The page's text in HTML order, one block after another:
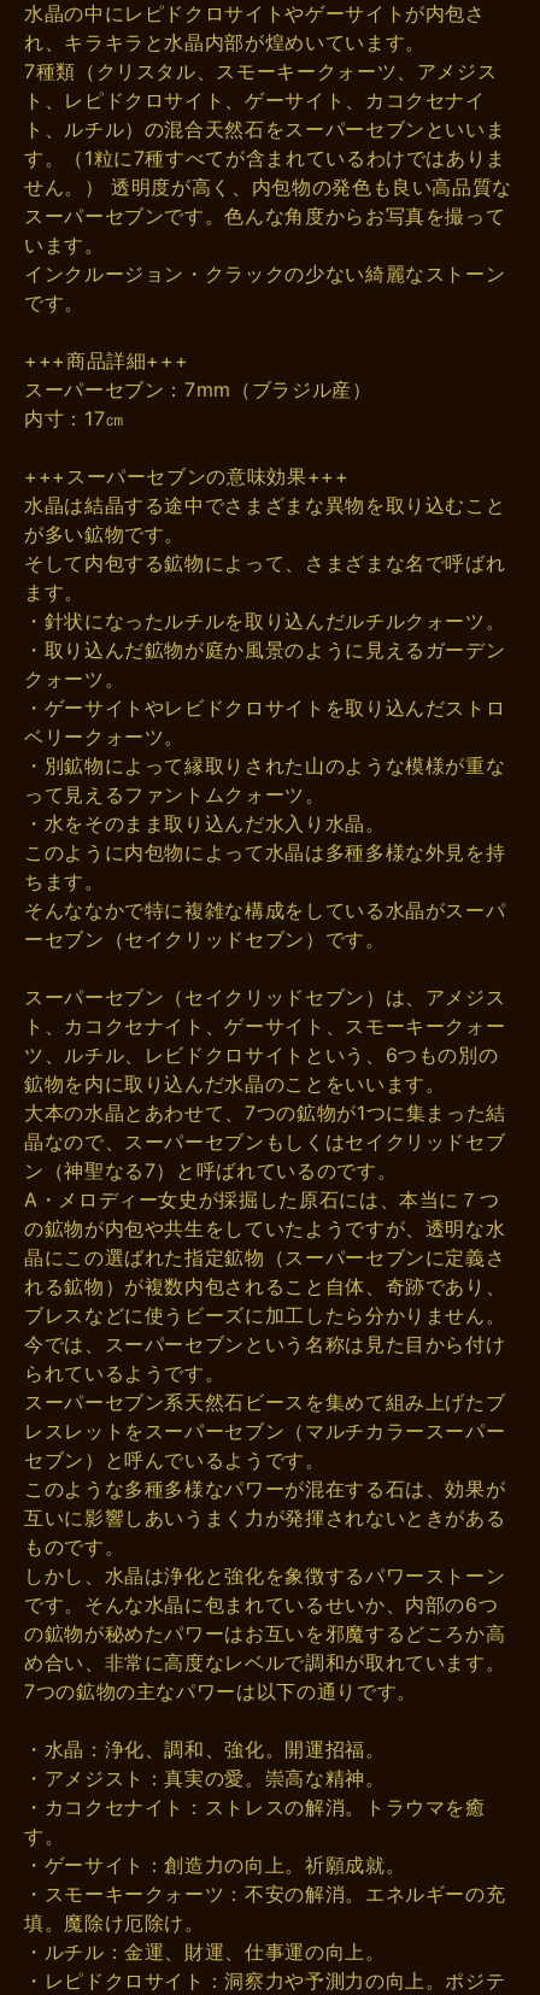
水晶の中にレピドクロサイトやゲーサイトが内包さ
れ、キラキラと水晶内部が煌めいています。
7種類（クリスタル、スモーキークォーツ、アメジス
ト、レピドクロサイト、ゲーサイト、カコクセナイ
ト、ルチル）の混合天然石をスーパーセブンといいま
す。（1粒に7種すべてが含まれているわけではありま
せん。） 透明度が高く、内包物の発色も良い高品質な
スーパーセブンです。色んな角度からお写真を撮って
います。
インクルージョン・クラックの少ない綺麗なストーン
です。
+++商品詳細+++
スーパーセブン：7mm（ブラジル産）
内寸：17㎝
+++スーパーセブンの意味効果+++
水晶は結晶する途中でさまざまな異物を取り込むこと
が多い鉱物です。
そして内包する鉱物によって、さまざまな名で呼ばれ
ます。
・針状になったルチルを取り込んだルチルクォーツ。
・取り込んだ鉱物が庭か風景のように見えるガーデン
クォーツ。
・ゲーサイトやレビドクロサイトを取り込んだストロ
ベリークォーツ。
・別鉱物によって縁取りされた山のような模様が重な
って見えるファントムクォーツ。
・水をそのまま取り込んだ水入り水晶。
このように内包物によって水晶は多種多様な外見を持
ちます。
そんななかで特に複雑な構成をしている水晶がスーパ
ーセブン（セイクリッドセブン）です。
スーパーセブン（セイクリッドセブン）は、アメジス
ト、カコクセナイト、ゲーサイト、スモーキークォー
ツ、ルチル、レビドクロサイトという、6つもの別の
鉱物を内に取り込んだ水晶のことをいいます。
大本の水晶とあわせて、7つの鉱物が1つに集まった結
晶なので、スーパーセブンもしくはセイクリッドセブ
ン（神聖なる7）と呼ばれているのです。
A・メロディー女史が採掘した原石には、本当に７つ
の鉱物が内包や共生をしていたようですが、透明な水
晶にこの選ばれた指定鉱物（スーパーセブンに定義さ
れる鉱物）が複数内包されること自体、奇跡であり、
ブレスなどに使うビーズに加工したら分かりません。
今では、スーパーセブンという名称は見た目から付け
られているようです。
スーパーセブン系天然石ビースを集めて組み上げたブ
レスレットをスーパーセブン（マルチカラースーパー
セブン）と呼んでいるようです。
このような多種多様なパワーが混在する石は、効果が
互いに影響しあいうまく力が発揮されないときがある
ものです。
しかし、水晶は浄化と強化を象徴するパワーストーン
です。そんな水晶に包まれているせいか、内部の6つ
の鉱物が秘めたパワーはお互いを邪魔するどころか高
め合い、非常に高度なレベルで調和が取れています。
7つの鉱物の主なパワーは以下の通りです。
・水晶：浄化、調和、強化。開運招福。
・アメジスト：真実の愛。崇高な精神。
・カコクセナイト：ストレスの解消。トラウマを癒
す。
・ゲーサイト：創造力の向上。祈願成就。
・スモーキークォーツ：不安の解消。エネルギーの充
填。魔除け厄除け。
・ルチル：金運、財運、仕事運の向上。
・レピドクロサイト：洞察力や予測力の向上。ポジテ